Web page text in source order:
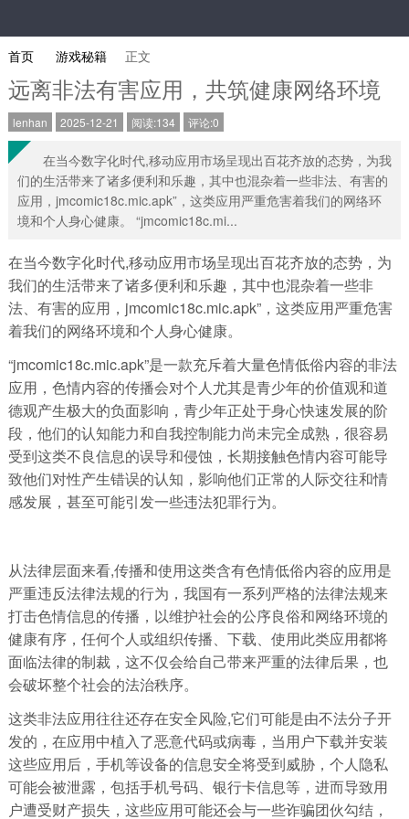
首页 游戏秘籍 正文
远离非法有害应用，共筑健康网络环境
lenhan 2025-12-21 阅读:134 评论:0
在当今数字化时代,移动应用市场呈现出百花齐放的态势，为我
们的生活带来了诸多便利和乐趣，其中也混杂着一些非法、有害的
应用，jmcomic18c.mic.apk”，这类应用严重危害着我们的网络环
境和个人身心健康。 “jmcomic18c.mi...
在当今数字化时代,移动应用市场呈现出百花齐放的态势，为
我们的生活带来了诸多便利和乐趣，其中也混杂着一些非
法、有害的应用，jmcomic18c.mic.apk”，这类应用严重危害
着我们的网络环境和个人身心健康。
“jmcomic18c.mic.apk”是一款充斥着大量色情低俗内容的非法
应用，色情内容的传播会对个人尤其是青少年的价值观和道
德观产生极大的负面影响，青少年正处于身心快速发展的阶
段，他们的认知能力和自我控制能力尚未完全成熟，很容易
受到这类不良信息的误导和侵蚀，长期接触色情内容可能导
致他们对性产生错误的认知，影响他们正常的人际交往和情
感发展，甚至可能引发一些违法犯罪行为。
从法律层面来看,传播和使用这类含有色情低俗内容的应用是
严重违反法律法规的行为，我国有一系列严格的法律法规来
打击色情信息的传播，以维护社会的公序良俗和网络环境的
健康有序，任何个人或组织传播、下载、使用此类应用都将
面临法律的制裁，这不仅会给自己带来严重的法律后果，也
会破坏整个社会的法治秩序。
这类非法应用往往还存在安全风险,它们可能是由不法分子开
发的，在应用中植入了恶意代码或病毒，当用户下载并安装
这些应用后，手机等设备的信息安全将受到威胁，个人隐私
可能会被泄露，包括手机号码、银行卡信息等，进而导致用
户遭受财产损失，这些应用可能还会与一些诈骗团伙勾结，